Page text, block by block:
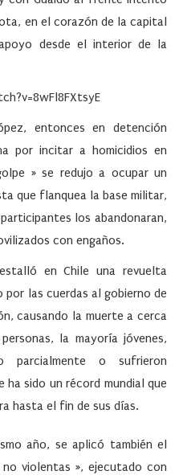
en el corazón de la capital
desde el interior de la
entonces en detención
por incitar a homicidios en
» se redujo a ocupar un
que flanquea la base militar,
los abandonaran,
con engaños.
en Chile una revuelta
las cuerdas al gobierno de
causando la muerte a cerca
la mayoría jóvenes,
o sufrieron
sido un récord mundial que
hasta el fin de sus días.
año, se aplicó también el
violentas », ejecutado con